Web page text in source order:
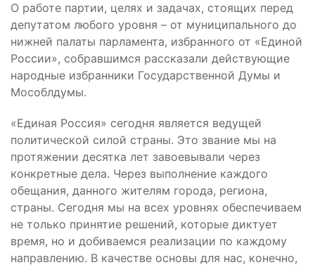
О работе партии, целях и задачах, стоящих перед
депутатом любого уровня – от муниципального до
нижней палаты парламента, избранного от «Единой
России», собравшимся рассказали действующие
народные избранники Государственной Думы и
Мособлдумы.
«Единая Россия» сегодня является ведущей
политической силой страны. Это звание мы на
протяжении десятка лет завоевывали через
конкретные дела. Через выполнение каждого
обещания, данного жителям города, региона,
страны. Сегодня мы на всех уровнях обеспечиваем
не только принятие решений, которые диктует
время, но и добиваемся реализации по каждому
направлению. В качестве основы для нас, конечно,